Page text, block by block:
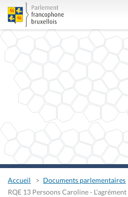
Accueil
Documents parlementaires
RQE 13 Persoons Caroline -